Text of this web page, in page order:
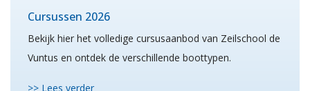
Cursussen 2026
Bekijk hier het volledige cursusaanbod van Zeilschool de
Vuntus en ontdek de verschillende boottypen.
>> Lees verder